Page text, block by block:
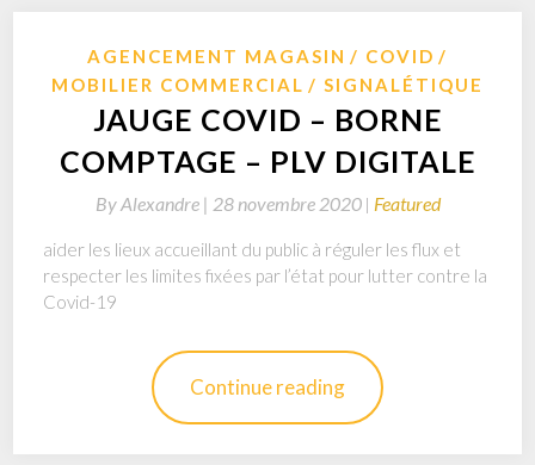
AGENCEMENT MAGASIN
COVID
MOBILIER COMMERCIAL
SIGNALÉTIQUE
JAUGE COVID – BORNE
COMPTAGE – PLV DIGITALE
ByAlexandre | 28 novembre 2020 Featured
aider les lieux accueillant du public à réguler les flux et
respecter les limites fixées par l’état pour lutter contre la
Covid-19
Continue reading